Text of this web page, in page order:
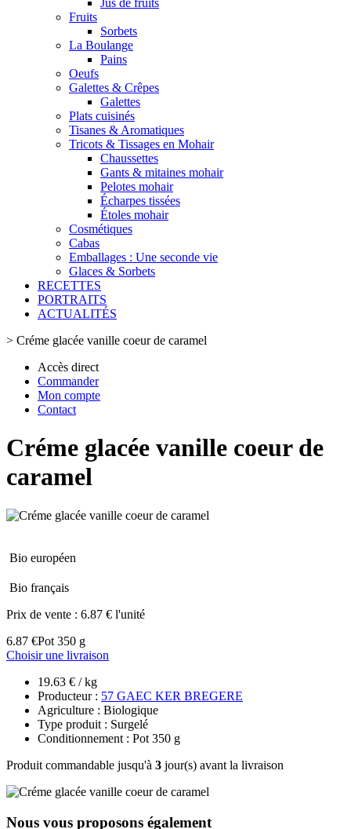
Jus de fruits
Fruits
Sorbets
La Boulange
Pains
Oeufs
Galettes & Crêpes
Galettes
Plats cuisinés
Tisanes & Aromatiques
Tricots & Tissages en Mohair
Chaussettes
Gants & mitaines mohair
Pelotes mohair
Écharpes tissées
Étoles mohair
Cosmétiques
Cabas
Emballages : Une seconde vie
Glaces & Sorbets
RECETTES
PORTRAITS
ACTUALITÉS
> Créme glacée vanille coeur de caramel
Accès direct
Commander
Mon compte
Contact
Créme glacée vanille coeur de
caramel
Bio européen
Bio français
Prix de vente : 6.87 € l'unité
6.87 €Pot 350 g
Choisir une livraison
19.63 € / kg
Producteur : 57 GAEC KER BREGERE
Agriculture : Biologique
Type produit : Surgelé
Conditionnement : Pot 350 g
Produit commandable jusqu'à 3 jour(s) avant la livraison
Nous vous proposons également